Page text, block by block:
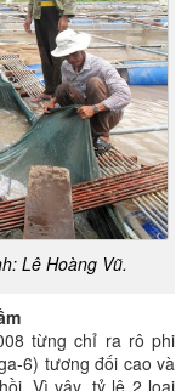
Lê Hoàng Vũ.
từng chỉ ra rô phi
6) tương đối cao và